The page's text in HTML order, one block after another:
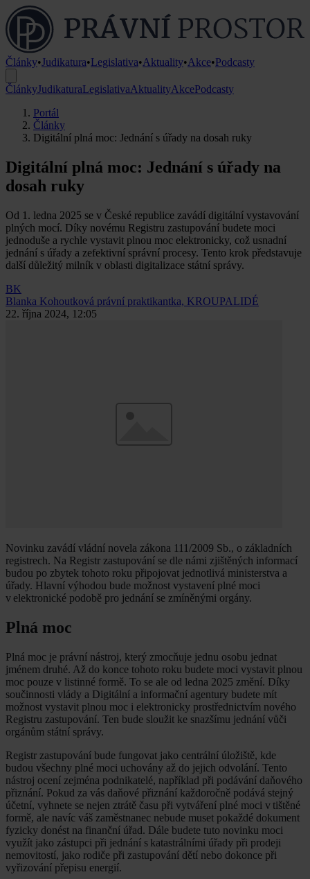
Články•Judikatura•Legislativa•Aktuality•Akce•Podcasty
ČlánkyJudikaturaLegislativaAktualityAkcePodcasty
Portál
Články
Digitální plná moc: Jednání s úřady na dosah ruky
Digitální plná moc: Jednání s úřady na
dosah ruky
Od 1. ledna 2025 se v České republice zavádí digitální vystavování
plných mocí. Díky novému Registru zastupování budete moci
jednoduše a rychle vystavit plnou moc elektronicky, což usnadní
jednání s úřady a zefektivní správní procesy. Tento krok představuje
další důležitý milník v oblasti digitalizace státní správy.
BK
Blanka Kohoutková právní praktikantka, KROUPALIDÉ
22. října 2024, 12:05
Novinku zavádí vládní novela zákona 111/2009 Sb., o základních
registrech. Na Registr zastupování se dle námi zjištěných informací
budou po zbytek tohoto roku připojovat jednotlivá ministerstva a
úřady. Hlavní výhodou bude možnost vystavení plné moci
v elektronické podobě pro jednání se zmíněnými orgány.
Plná moc
Plná moc je právní nástroj, který zmocňuje jednu osobu jednat
jménem druhé. Až do konce tohoto roku budete moci vystavit plnou
moc pouze v listinné formě. To se ale od ledna 2025 změní. Díky
součinnosti vlády a Digitální a informační agentury budete mít
možnost vystavit plnou moc i elektronicky prostřednictvím nového
Registru zastupování. Ten bude sloužit ke snazšímu jednání vůči
orgánům státní správy.
Registr zastupování bude fungovat jako centrální úložiště, kde
budou všechny plné moci uchovány až do jejich odvolání. Tento
nástroj ocení zejména podnikatelé, například při podávání daňového
přiznání. Pokud za vás daňové přiznání každoročně podává stejný
účetní, vyhnete se nejen ztrátě času při vytváření plné moci v tištěné
formě, ale navíc váš zaměstnanec nebude muset pokaždé dokument
fyzicky donést na finanční úřad. Dále budete tuto novinku moci
využít jako zástupci při jednání s katastrálními úřady při prodeji
nemovitostí, jako rodiče při zastupování dětí nebo dokonce při
vyřizování přepisu energií.